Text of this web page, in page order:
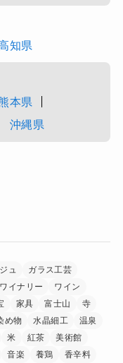
知県
本県
沖縄県
ュ
ガラス工芸
ワイナリー
ワイン
家具 富士山
寺
め物 水晶細工
温泉
米 紅茶
美術館
音楽 養鶏 香辛料